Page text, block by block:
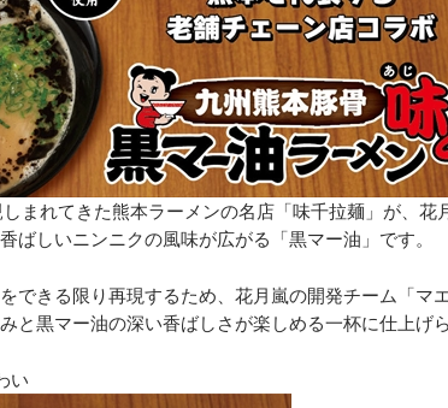
まれてきた熊本ラーメンの名店「味千拉麺」が、花
ばしいニンニクの風味が広がる「黒マー油」です。
できる限り再現するため、花月嵐の開発チーム「マ
と黒マー油の深い香ばしさが楽しめる一杯に仕上げ
い